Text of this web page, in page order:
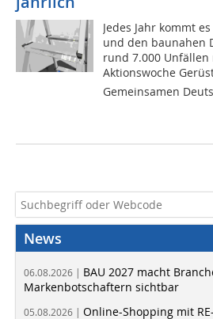
Jedes Jahr kommt
und den baunahen
rund 7.000
Aktionswoche
Gemeinsamen
News
06.08.2026 | BAU 2027 macht
Markenbotschaftern sichtbar
05.08.2026 | Online-Shopping mit